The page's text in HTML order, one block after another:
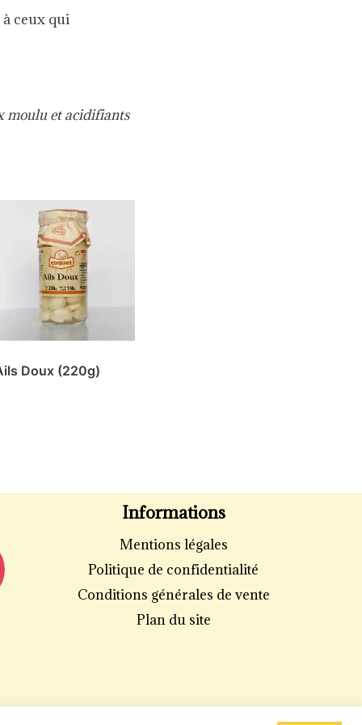
à ceux qui
moulu et acidifiants
Doux (220g)
Informations
Mentions légales
Politique de confidentialité
Conditions générales de vente
Plan du site